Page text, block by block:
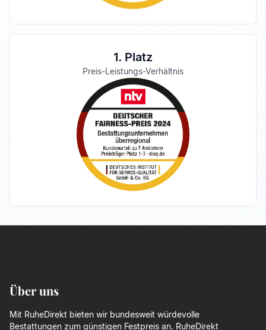
1. Platz
Preis-Leistungs-Verhältnis
Über uns
Mit RuheDirekt bieten wir bundesweit würdevolle
Bestattungen zum günstigen Festpreis an. RuheDirekt